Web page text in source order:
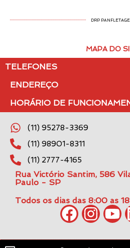
DRP
MAPA DO
TELEFONES
ENDEREÇO
HORÁRIO DE
(11) 95278-3369
(11) 98901-8311
(11) 2777-4165
Rua Victório Santim, 586
Paulo - SP
Todos os dias das 8:00 as